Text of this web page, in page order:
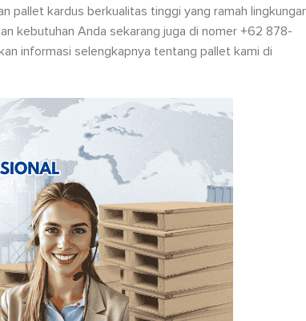
pallet kardus berkualitas tinggi yang ramah
kebutuhan Anda sekarang juga di nomer +62 878-
informasi selengkapnya tentang pallet kami di